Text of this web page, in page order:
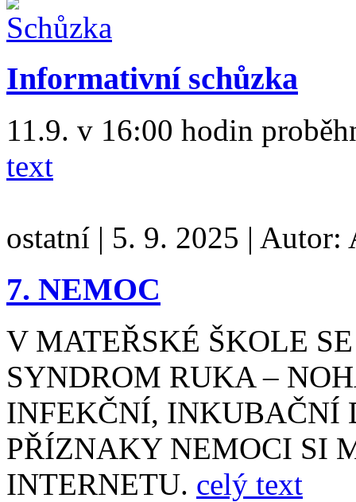
Informativní schůzka
11.9. v 16:00 hodin
text
ostatní | 5. 9. 2025 | Autor:
7. NEMOC
V MATEŘSKÉ ŠKOLE
SYNDROM RUKA –
INFEKČNÍ, INKUBAČNÍ
PŘÍZNAKY NEMOCI SI
INTERNETU. celý text